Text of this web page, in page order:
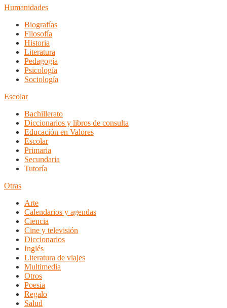
Humanidades
Biografías
Filosofía
Historia
Literatura
Pedagogía
Psicología
Sociología
Escolar
Bachillerato
Diccionarios y libros de consulta
Educación en Valores
Escolar
Primaria
Secundaria
Tutoría
Otras
Arte
Calendarios y agendas
Ciencia
Cine y televisión
Diccionarios
Inglés
Literatura de viajes
Multimedia
Otros
Poesia
Regalo
Salud